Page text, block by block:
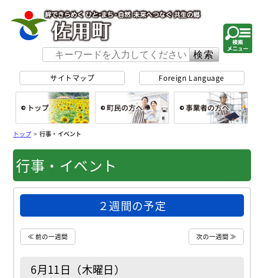
サイトマップ Foreign Language
トップ>行事・イベント
行事・イベント
２週間の予定
≪ 前の一週間 次の一週間 ≫
6月11日（木曜日）